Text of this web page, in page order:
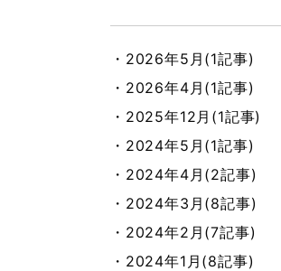
・2026年5月(1記事)
・2026年4月(1記事)
・2025年12月(1記事)
・2024年5月(1記事)
・2024年4月(2記事)
・2024年3月(8記事)
・2024年2月(7記事)
・2024年1月(8記事)